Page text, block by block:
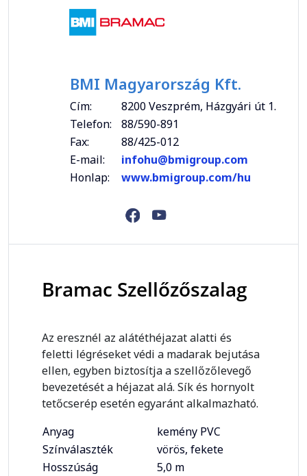
BMI Magyarország Kft.
Cím:
8200 Veszprém, Házgyári út 1.
Telefon:
88/590-891
Fax:
88/425-012
E-mail:
infohu@bmigroup.com
Honlap:
www.bmigroup.com/hu
Bramac Szellőzőszalag
Az eresznél az alátéthéjazat alatti és
feletti légréseket védi a madarak bejutása
ellen, egyben biztosítja a szellőzőlevegő
bevezetését a héjazat alá. Sík és hornyolt
tetőcserép esetén egyaránt alkalmazható.
Anyag
kemény PVC
Színválaszték
vörös, fekete
Hosszúság
5,0 m